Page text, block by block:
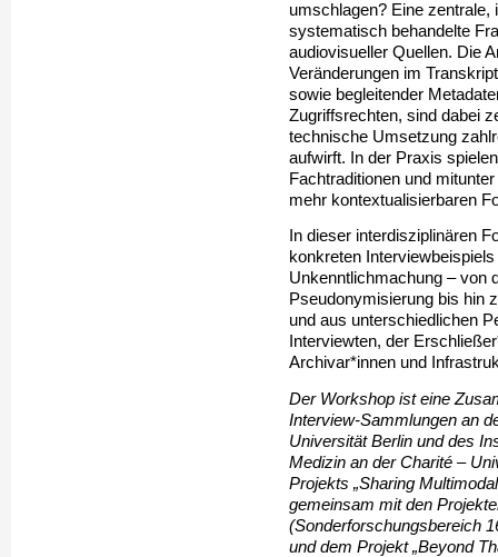
umschlagen? Eine
systematisch behandelte
audiovisueller Quellen. Die
Veränderungen im
sowie begleitender
Zugriffsrechten, sind dabei
technische Umsetzung
aufwirft. In der Praxis
Fachtraditionen und
mehr kontextualisierbaren
In dieser interdisziplinären
konkreten
Unkenntlichmachung – von
Pseudonymisierung bis hin
und aus unterschiedlichen
Interviewten, der
Archivar*innen und
Der Workshop ist eine
Interview-Sammlungen an
Universität Berlin und des
Medizin an der Charité –
Projekts „Sharing
gemeinsam mit den
(Sonderforschungsbereich
und dem Projekt „Beyond